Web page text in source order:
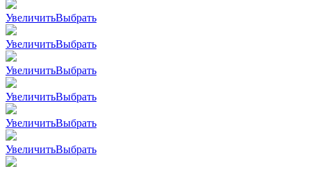
УвеличитьВыбрать
УвеличитьВыбрать
УвеличитьВыбрать
УвеличитьВыбрать
УвеличитьВыбрать
УвеличитьВыбрать